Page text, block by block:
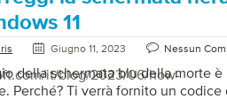
parte sono quelli impostati dal sito
visualizzato nella barra degli
it/blog/2023/06/how-
11
Giugno 11, 2023 Nessun
della schermata blu della morte è
Perché? Ti verrà fornito un codice